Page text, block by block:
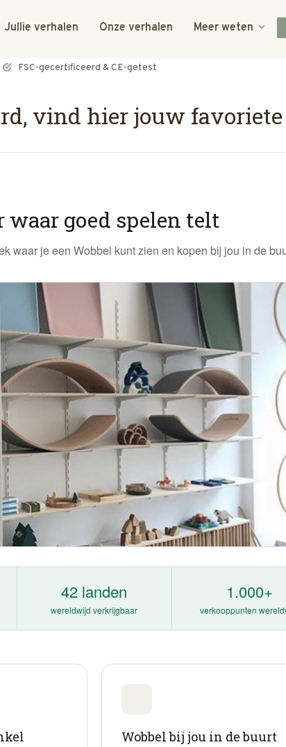
Jullie verhalen Onze verhalen Meer weten
& CE-getest
vind hier jouw
waar goed spelen telt
waar je een Wobbel kunt zien en kopen bij jou in de
42 landen
wereldwijd verkrijgbaar
1.000+
verkooppunten
Wobbel bij jou in de buurt